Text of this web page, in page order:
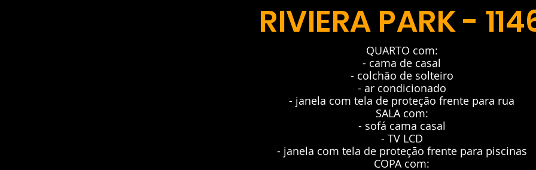
RIVIERA PARK -
QUARTO com:
- cama de casal
- colchão de solteiro
- ar condicionado
- janela com tela de proteção frente para rua
SALA com:
- sofá cama casal
- TV LCD
- janela com tela de proteção frente para piscinas
COPA com: